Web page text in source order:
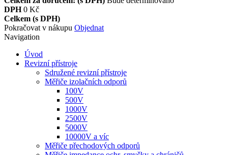
DPH 0 Kč
Celkem (s DPH)
Pokračovat v nákupu Objednat
Navigation
Úvod
Revizní přístroje
Sdružené revizní přístroje
Měřiče izolačních odporů
100V
500V
1000V
2500V
5000V
10000V a víc
Měřiče přechodových odporů